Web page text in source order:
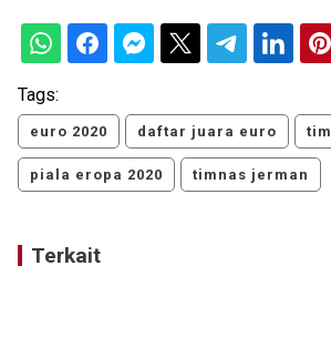
Tags:
euro 2020 daftar juara euro
piala eropa 2020 timnas jerman
Terkait